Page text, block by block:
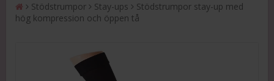
Stödstrumpor Stay-ups
Stödstrumpor stay-up med
hög kompression och öppen tå